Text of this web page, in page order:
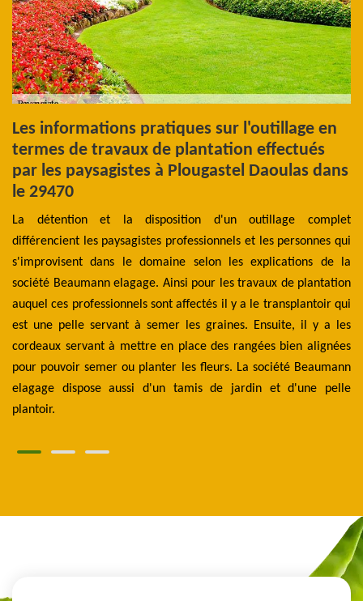
Les informations pratiques sur l'outillage en
termes de travaux de plantation effectués
par les paysagistes à Plougastel Daoulas dans
le 29470
La détention et la disposition d'un outillage complet
différencient les paysagistes professionnels et les personnes qui
s'improvisent dans le domaine selon les explications de la
société Beaumann elagage. Ainsi pour les travaux de plantation
auquel ces professionnels sont affectés il y a le transplantoir qui
est une pelle servant à semer les graines. Ensuite, il y a les
cordeaux servant à mettre en place des rangées bien alignées
pour pouvoir semer ou planter les fleurs. La société Beaumann
elagage dispose aussi d'un tamis de jardin et d'une pelle
plantoir.